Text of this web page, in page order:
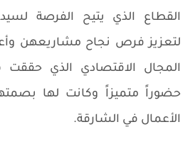
القطاع الذي يتيح الفرصة
لتعزيز فرص نجاح مشاريعهن
المجال الاقتصادي الذي حققت
حضوراً متميزاً وكانت لها
الأعمال في الشارقة.